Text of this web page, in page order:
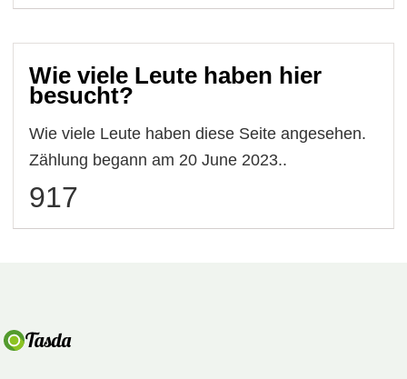
Wie viele Leute haben hier
besucht?
Wie viele Leute haben diese Seite angesehen.
Zählung begann am 20 June 2023..
917